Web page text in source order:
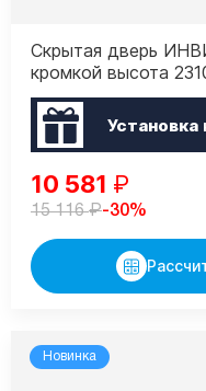
Скрытая дверь
кромкой высота
Установка
10 581 ₽
15 116₽-30%
Новинка